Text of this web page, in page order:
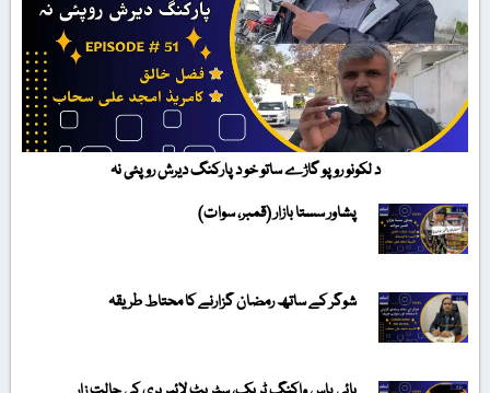
د لکونو روپو گاڑے ساتو خو د پارکنگ دیرش روپئی نہ
پشاور سستا بازار (قمبر، سوات)
شوگر کے ساتھ رمضان گزارنے کا محتاط طریقہ